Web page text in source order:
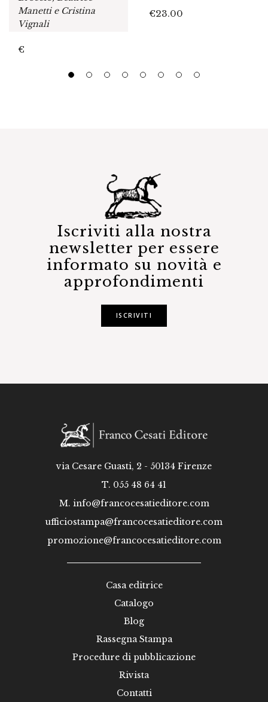
Manetti e Cristina
Vignali
€
€23.00
Iscriviti alla nostra
newsletter per essere
informato su novità e
approfondimenti
ISCRIVITI
via Cesare Guasti, 2 - 50134 Firenze
T. 055 48 64 41
M. info@francocesatieditore.com
ufficiostampa@francocesatieditore.com
promozione@francocesatieditore.com
Casa editrice
Catalogo
Blog
Rassegna Stampa
Procedure di pubblicazione
Rivista
Contatti